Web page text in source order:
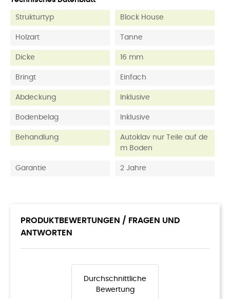
Strukturtyp Block House
Holzart Tanne
Dicke 16 mm
Bringt Einfach
Abdeckung Inklusive
Bodenbelag Inklusive
Behandlung
Autoklav nur Teile auf de
m Boden
Garantie 2 Jahre
PRODUKTBEWERTUNGEN / FRAGEN UND
ANTWORTEN
Durchschnittliche
Bewertung